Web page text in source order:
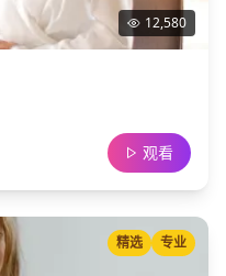
12,580
观看
精选 专业